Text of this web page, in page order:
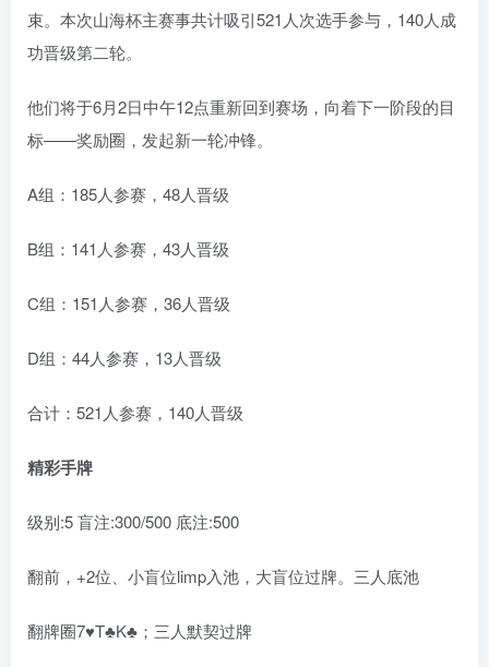
束。本次山海杯主赛事共计吸引521人次选手参与，140人成
功晋级第二轮。
他们将于6月2日中午12点重新回到赛场，向着下一阶段的目
标——奖励圈，发起新一轮冲锋。
A组：185人参赛，48人晋级
B组：141人参赛，43人晋级
C组：151人参赛，36人晋级
D组：44人参赛，13人晋级
合计：521人参赛，140人晋级
精彩手牌
级别:5 盲注:300/500 底注:500
翻前，+2位、小盲位limp入池，大盲位过牌。三人底池
翻牌圈7♥T♣K♣；三人默契过牌